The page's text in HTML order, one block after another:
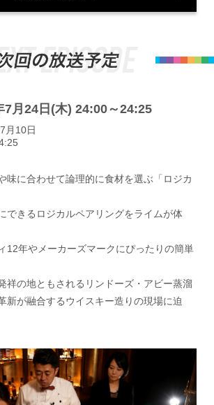
7月24日(木) 24:00～24:25
月10日
味に合わせて論理的に食材を選ぶ「ロジカ
できるロジカルペアリングをライムが体
12年やメーカーズマークにぴったりの簡単
祥の地ともされるリンドーズ・アビー蒸溜
新が融合するウイスキー造りの現場に迫